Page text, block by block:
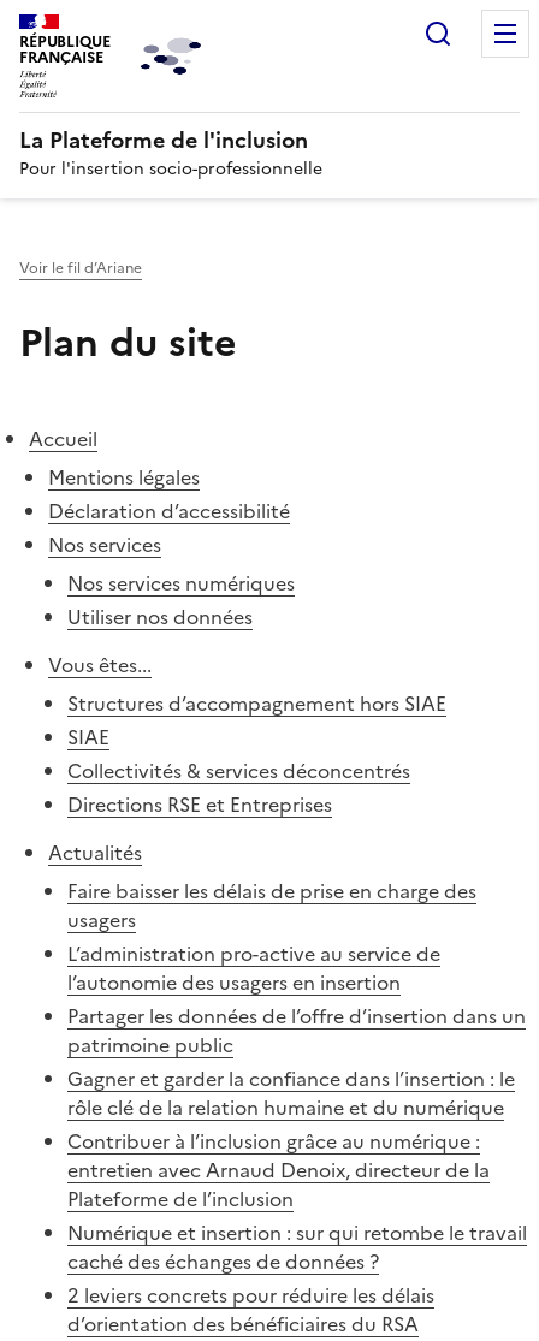
RÉPUBLIQUE
FRANÇAISE
La Plateforme de l'inclusion
Pour l'insertion socio-professionnelle
Voir le fil d’Ariane
Plan du site
Accueil
Mentions légales
Déclaration d’accessibilité
Nos services
Nos services numériques
Utiliser nos données
Vous êtes...
Structures d’accompagnement hors SIAE
SIAE
Collectivités & services déconcentrés
Directions RSE et Entreprises
Actualités
Faire baisser les délais de prise en charge des
usagers
L’administration pro-active au service de
l’autonomie des usagers en insertion
Partager les données de l’offre d’insertion dans un
patrimoine public
Gagner et garder la confiance dans l’insertion : le
rôle clé de la relation humaine et du numérique
Contribuer à l’inclusion grâce au numérique :
entretien avec Arnaud Denoix, directeur de la
Plateforme de l’inclusion
Numérique et insertion : sur qui retombe le travail
caché des échanges de données ?
2 leviers concrets pour réduire les délais
d’orientation des bénéficiaires du RSA